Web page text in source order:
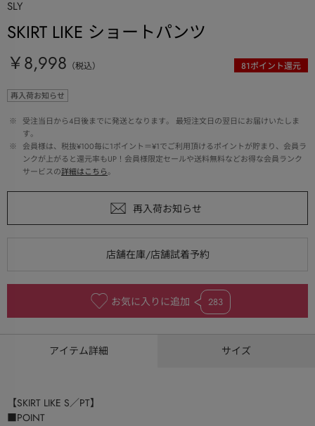
SLY
SKIRT LIKE ショートパンツ
￥8,998 （税込） 81ポイント還元
再入荷お知らせ
※
受注当日から4日後までに発送となります。 最短注文日の翌日にお届けいたしま
す。
※
会員様は、税抜¥100毎に1ポイント＝¥1でご利用頂けるポイントが貯まり、会員ラ
ンクが上がると還元率もUP！会員様限定セールや送料無料などお得な会員ランク
サービスの詳細はこちら。
お気に入りに追加 283
アイテム詳細 サイズ
【SKIRT LIKE S／PT】
■POINT